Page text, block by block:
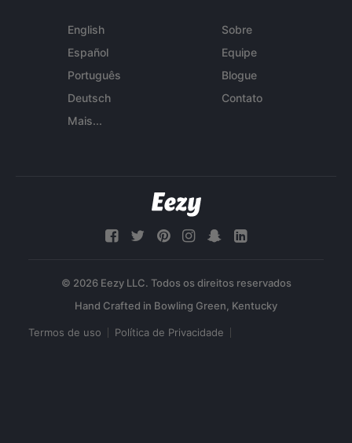
English
Español
Português
Deutsch
Mais...
Sobre
Equipe
Blogue
Contato
© 2026 Eezy LLC. Todos os direitos reservados
Termos de uso Política de Privacidade